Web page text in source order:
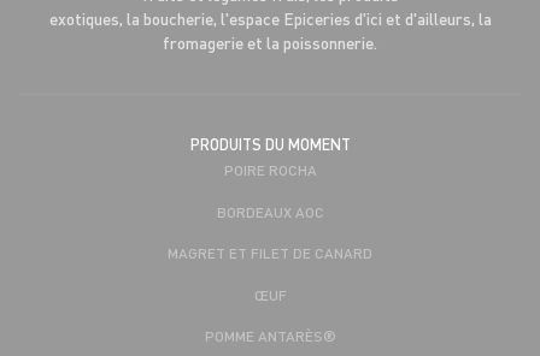
exotiques, la boucherie, l'espace Epiceries d'ici et d'ailleurs, la
fromagerie et la poissonnerie.
PRODUITS DU MOMENT
POIRE ROCHA
BORDEAUX AOC
MAGRET ET FILET DE CANARD
ŒUF
POMME ANTARÈS®